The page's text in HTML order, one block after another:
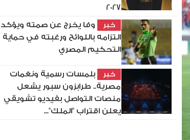
2027
خبر
وفا يخرج عن صمته ويؤكد
التزامه باللوائح ورغبته في حماية
التحكيم المصري
خبر
بلمسات رسمية ونغمات
مصرية.. طرابزون سبور يشعل
منصات التواصل بفيديو تشويقي
يعلن اقتراب "الملك"...